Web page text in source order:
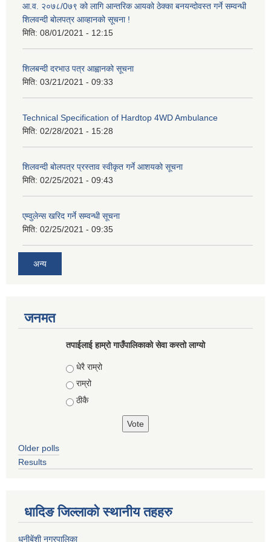
आ.व. २०७८/0७९ को लागि आन्तरिक आयको ठेक्का बनयन्दोवस्त गर्ने सम्वन्धी
शिलवन्दी बोलपत्र आव्हानको सूचना !
मिति: 08/01/2021 - 12:15
शिलबन्दी दरभाउ पत्र आह्वानको सूचना
मिति: 03/21/2021 - 09:33
Technical Specification of Hardtop 4WD Ambulance
मिति: 02/28/2021 - 15:28
शिलवन्दी बोलपत्र प्रस्ताव स्वीकृत गर्ने आशयको सूचना
मिति: 02/25/2021 - 09:43
एम्वुलेन्स खरिद गर्ने सम्वन्धी सूचना
मिति: 02/25/2021 - 09:35
अन्य
जनमत
तपाईलाई हाम्रो गाउँपालिकाको सेवा कस्तो लाग्यो
Choices
धेरै राम्रो
राम्रो
ठीकै
Older polls
Results
धादिङ जिल्लाकाे स्थानीय तहहरु
धुनीबेंशी नगरपालिका